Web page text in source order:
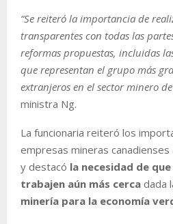
“Se reiteró la importancia de
transparentes con todas las
reformas propuestas, incluidas
que representan el grupo más
extranjeros en el sector minero de
ministra Ng.
La funcionaria reiteró los
empresas mineras canadienses
y destacó la necesidad de
trabajen aún más cerca dada
minería para la economía